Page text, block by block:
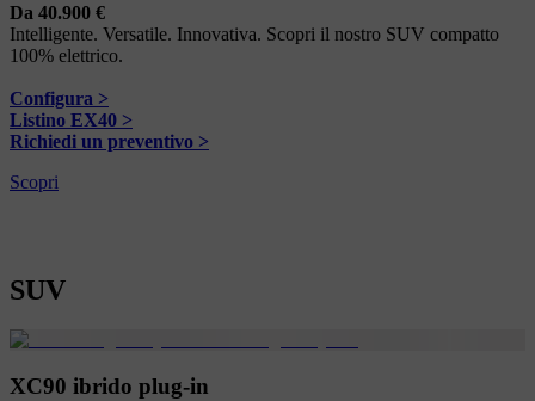
Da 40.900 €
Intelligente. Versatile. Innovativa. Scopri il nostro SUV compatto
100% elettrico.
Configura >
Listino EX40 >
Richiedi un preventivo >
Scopri
SUV
XC90 ibrido plug-in